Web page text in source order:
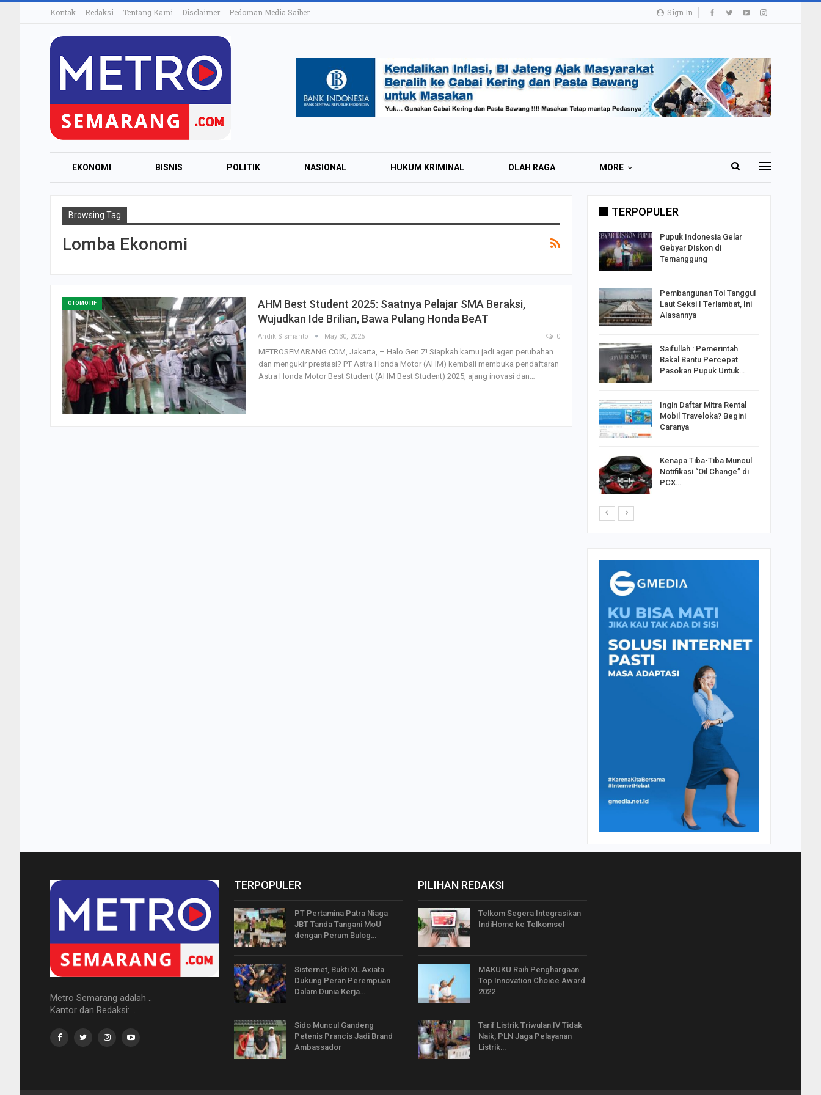
Sign In
Kontak Redaksi Tentang Kami Disclaimer Pedoman Media Saiber
EKONOMI BISNIS POLITIK NASIONAL HUKUM KRIMINAL OLAH RAGA MORE
Browsing Tag
Lomba Ekonomi
OTOMOTIF
AHM Best Student 2025: Saatnya Pelajar SMA Beraksi,
Wujudkan Ide Brilian, Bawa Pulang Honda BeAT
Andik Sismanto May 30, 2025 0
METROSEMARANG.COM, Jakarta, – Halo Gen Z! Siapkah kamu jadi agen perubahan
dan mengukir prestasi? PT Astra Honda Motor (AHM) kembali membuka pendaftaran
Astra Honda Motor Best Student (AHM Best Student) 2025, ajang inovasi dan…
TERPOPULER
KAI Daop 4 Layani 51 Ribu
Wisman pada Semester I
Tempe Mendoan Pakai
Spirulina, Dik Doank
Datang…
Relawan “Aksi Sahabat
Gibran” Gelar Masak Sehat
di Semarang,…
Pupuk Indonesia Gelar
Gebyar Diskon di
Temanggung
Pembangunan Tol Tanggul
Laut Seksi I Terlambat, Ini
Alasannya
Saifullah : Pemerintah
Bakal Bantu Percepat
Pasokan Pupuk Untuk…
Ingin Daftar Mitra Rental
Mobil Traveloka? Begini
Caranya
Kenapa Tiba-Tiba Muncul
Notifikasi “Oil Change” di
PCX…
Metro Semarang adalah ..
Kantor dan Redaksi: ..
TERPOPULER
PT Pertamina Patra Niaga
JBT Tanda Tangani MoU
dengan Perum Bulog…
Sisternet, Bukti XL Axiata
Dukung Peran Perempuan
Dalam Dunia Kerja…
Sido Muncul Gandeng
Petenis Prancis Jadi Brand
Ambassador
PILIHAN REDAKSI
Telkom Segera Integrasikan
IndiHome ke Telkomsel
MAKUKU Raih Penghargaan
Top Innovation Choice Award
2022
Tarif Listrik Triwulan IV Tidak
Naik, PLN Jaga Pelayanan
Listrik…